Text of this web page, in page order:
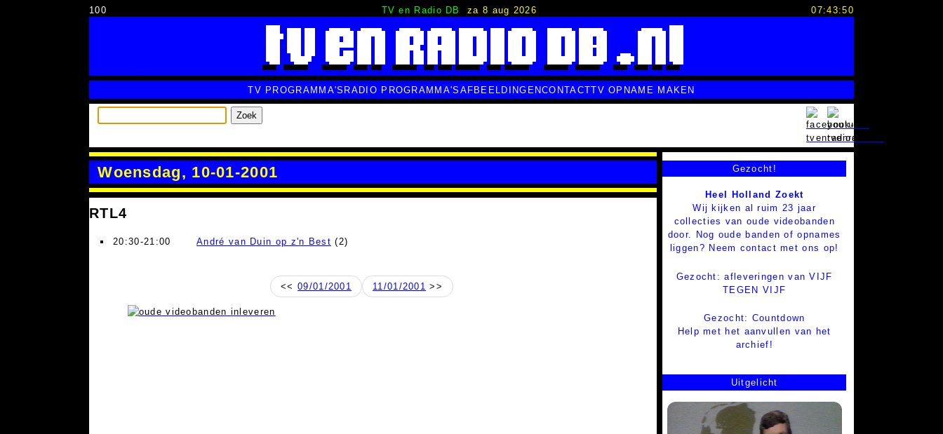
100 TV en Radio DB za 8 aug 2026 07:43:51
TV PROGRAMMA'S RADIO PROGRAMMA'S AFBEELDINGENCONTACTTV OPNAME MAKEN
Zoek
Woensdag, 10-01-2001
RTL4
20:30-21:00 André van Duin op z'n Best (2)
<<09/01/2001 11/01/2001 >>
Gezocht!
Heel Holland Zoekt
Wij kijken al ruim 23 jaar
collecties van oude videobanden
door. Nog oude banden of opnames
liggen? Neem contact met ons op!
Gezocht: afleveringen van VIJF
TEGEN VIJF
Gezocht: Countdown
Help met het aanvullen van het
archief!
Uitgelicht